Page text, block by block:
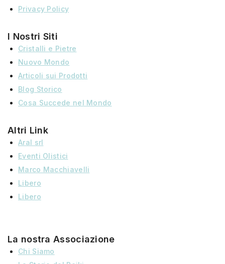
Privacy Policy
I Nostri Siti
Cristalli e Pietre
Nuovo Mondo
Articoli sui Prodotti
Blog Storico
Cosa Succede nel Mondo
Altri Link
Aral srl
Eventi Olistici
Marco Macchiavelli
Libero
Libero
La nostra Associazione
Chi Siamo